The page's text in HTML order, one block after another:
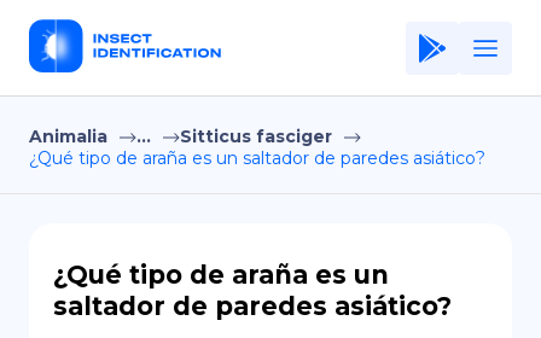
Home
Application
Terms of Use
Privacy Policy
Animalia ...
Sitticus fasciger
¿Qué tipo de araña es un saltador de paredes asiático?
¿Qué tipo de araña es un
saltador de paredes asiático?